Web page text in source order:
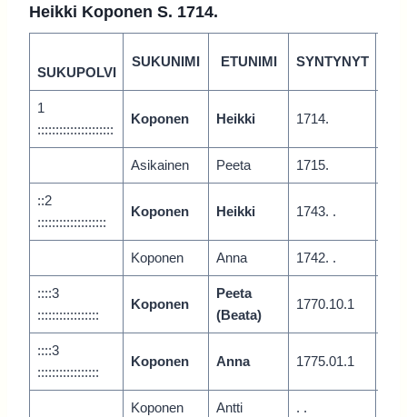
Heikki Koponen S. 1714.
SUKUPOLVI
SUKUNIMI ETUNIMI SYNTYNYT
1
:::::::::::::::::::::
Koponen Heikki 1714.
Asikainen Peeta 1715.
::2
:::::::::::::::::::
Koponen Heikki 1743. .
Koponen Anna 1742. .
::::3
:::::::::::::::::
Koponen
Peeta
(Beata)
1770.10.1
::::3
:::::::::::::::::
Koponen Anna 1775.01.1
Koponen Antti . .